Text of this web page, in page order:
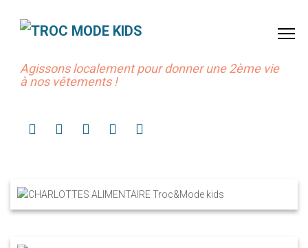
Agissons localement pour donner une 2ème vie
à nos vêtements !